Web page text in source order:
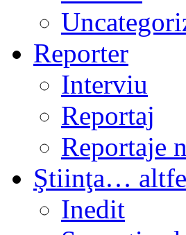
Reporter
Interviu
Reportaj
Reportaje
Ştiinţa…
Inedit